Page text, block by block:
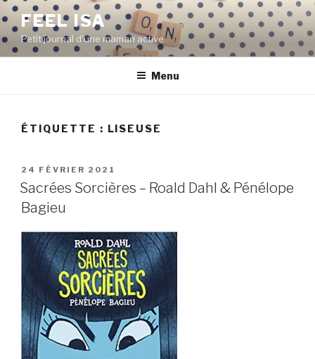
Aller
au
contenu
principal
FEEL ISA
Petit journal d'une maman active
Menu
ÉTIQUETTE : LISEUSE
PUBLIÉ
LE
24 FÉVRIER 2021
Sacrées Sorcières – Roald Dahl & Pénélope
Bagieu